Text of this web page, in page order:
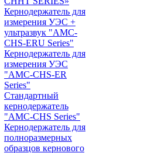
Кернодержатель для
измерения УЭС +
ультразвук "AMC-
CHS-ERU Series"
Кернодержатель для
измерения УЭС
"AMC-CHS-ER
Series"
Стандартный
кернодержатель
"AMC-CHS Series"
Кернодержатель для
полноразмерных
образцов кернового